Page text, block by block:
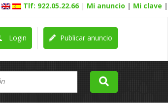
Tlf: 922.05.22.66 | Mi anuncio | Mi clave |
Publicar anuncio
Login